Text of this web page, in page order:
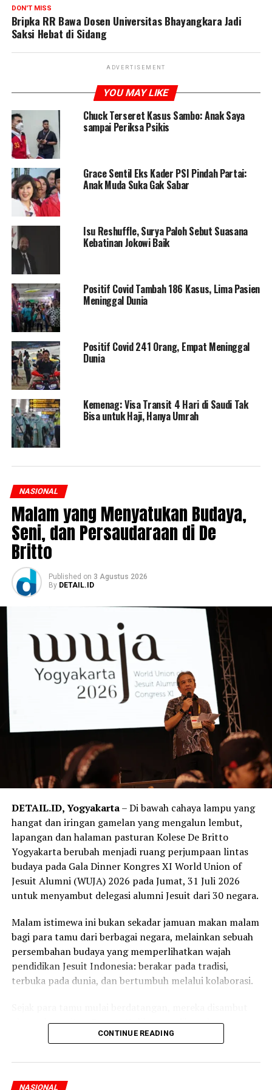
DON'T MISS
Bripka RR Bawa Dosen Universitas Bhayangkara Jadi
Saksi Hebat di Sidang
ADVERTISEMENT
YOU MAY LIKE
Chuck Terseret Kasus Sambo: Anak Saya
sampai Periksa Psikis
Grace Sentil Eks Kader PSI Pindah Partai:
Anak Muda Suka Gak Sabar
Isu Reshuffle, Surya Paloh Sebut Suasana
Kebatinan Jokowi Baik
Positif Covid Tambah 186 Kasus, Lima Pasien
Meninggal Dunia
Positif Covid 241 Orang, Empat Meninggal
Dunia
Kemenag: Visa Transit 4 Hari di Saudi Tak
Bisa untuk Haji, Hanya Umrah
NASIONAL
Malam yang Menyatukan Budaya,
Seni, dan Persaudaraan di De
Britto
Published on 3 Agustus 2026
By DETAIL.ID
DETAIL.ID, Yogyakarta– Di bawah cahaya lampu yang
hangat dan iringan gamelan yang mengalun lembut,
lapangan dan halaman pasturan Kolese De Britto
Yogyakarta berubah menjadi ruang perjumpaan lintas
budaya pada Gala Dinner Kongres XI World Union of
Jesuit Alumni (WUJA) 2026 pada Jumat, 31 Juli 2026
untuk menyambut delegasi alumni Jesuit dari 30 negara.
Malam istimewa ini bukan sekadar jamuan makan malam
bagi para tamu dari berbagai negara, melainkan sebuah
persembahan budaya yang memperlihatkan wajah
pendidikan Jesuit Indonesia: berakar pada tradisi,
terbuka pada dunia, dan bertumbuh melalui kolaborasi.
alunan kerawitan Gangsa Kulila yang dibawakan para
siswa SMA Kolese De Britto. Gending gamelan Jawa
keramahan masyarakat Yogyakarta dalam menyambut
para sahabat dari berbagai belahan dunia. Penampilan
CONTINUE READING
NASIONAL